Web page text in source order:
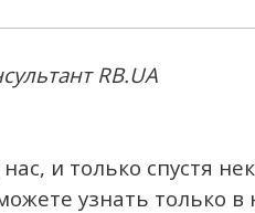
RB.UA
и только спустя
узнать только